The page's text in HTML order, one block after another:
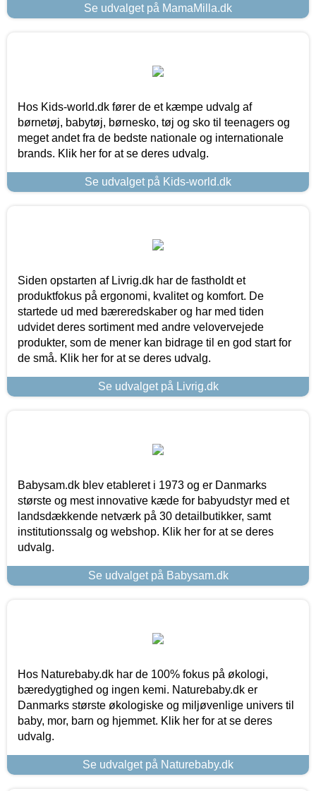
Se udvalget på MamaMilla.dk
Hos Kids-world.dk fører de et kæmpe udvalg af
børnetøj, babytøj, børnesko, tøj og sko til teenagers og
meget andet fra de bedste nationale og internationale
brands. Klik her for at se deres udvalg.
Se udvalget på Kids-world.dk
Siden opstarten af Livrig.dk har de fastholdt et
produktfokus på ergonomi, kvalitet og komfort. De
startede ud med bæreredskaber og har med tiden
udvidet deres sortiment med andre velovervejede
produkter, som de mener kan bidrage til en god start for
de små. Klik her for at se deres udvalg.
Se udvalget på Livrig.dk
Babysam.dk blev etableret i 1973 og er Danmarks
største og mest innovative kæde for babyudstyr med et
landsdækkende netværk på 30 detailbutikker, samt
institutionssalg og webshop. Klik her for at se deres
udvalg.
Se udvalget på Babysam.dk
Hos Naturebaby.dk har de 100% fokus på økologi,
bæredygtighed og ingen kemi. Naturebaby.dk er
Danmarks største økologiske og miljøvenlige univers til
baby, mor, barn og hjemmet. Klik her for at se deres
udvalg.
Se udvalget på Naturebaby.dk